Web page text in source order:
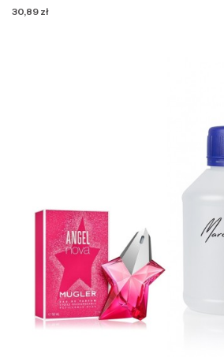
Cena
30,89 zł